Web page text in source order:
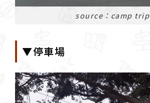
source：camp trip
▼停車場